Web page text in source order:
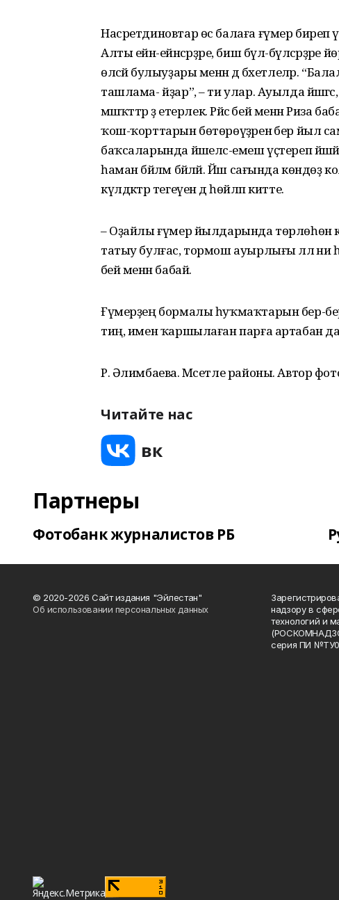
Насретдиновтар өс балаға ғүмер
Алты ейән-ейәнсәрҙәре, биш бүлә-
өләсәй булыуҙары менән дә бәхетлеләр.
ташлама- йҙар”, – ти улар. Ауылда
мәшәҡәттәр ҙә етерлек. Рәйсә әбей менән
ҡош-ҡорттарын бөтөрөүҙәренә бер йыл
баҡсаларында йәшелсә-емеш үҫтереп йәшәй
һаман бәйләм бәйләй. Йәш сағында көндөҙ
күлдәктәр тегеүен дә һөйләп китте.
– Оҙайлы ғүмер йылдарында төрлөһөн
татыу булғас, тормош ауырлығы әллә ни
әбей менән бабай.
Ғүмерҙең бормалы һуҡмаҡтарын бер-
тиң, имен ҡаршылаған парға артабан
Р. Әлимбаева. Мәсетле районы. Автор
Читайте нас
Партнеры
Фотобанк журналистов РБ
© 2020-2026 Сайт издания "Эйлестан"
Об использовании персональных данных
надзору в
технологий и
серия ПИ